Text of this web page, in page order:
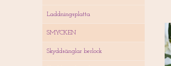
Laddningsplatta
SMYCKEN
Skyddsänglar berlock